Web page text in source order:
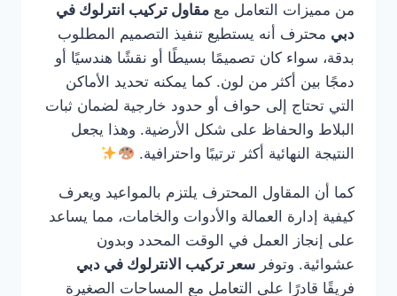
من مميزات التعامل مع مقاول تركيب انترلوك في
دبي محترف أنه يستطيع تنفيذ التصميم المطلوب
بدقة، سواء كان تصميمًا بسيطًا أو نقشًا هندسيًا أو
دمجًا بين أكثر من لون. كما يمكنه تحديد الأماكن
التي تحتاج إلى حواف أو حدود خارجية لضمان ثبات
البلاط والحفاظ على شكل الأرضية. وهذا يجعل
النتيجة النهائية أكثر ترتيبًا واحترافية.
كما أن المقاول المحترف يلتزم بالمواعيد ويعرف
كيفية إدارة العمالة والأدوات والخامات، مما يساعد
على إنجاز العمل في الوقت المحدد وبدون
عشوائية. وتوفر سعر تركيب الانترلوك في دبي
فريقًا قادرًا على التعامل مع المساحات الصغيرة